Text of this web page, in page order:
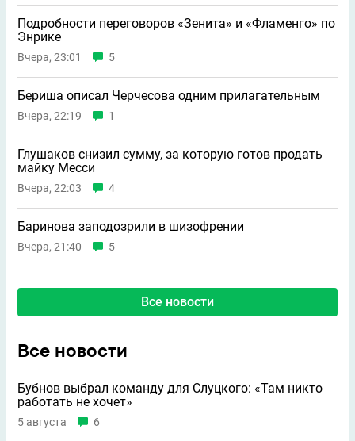
Подробности переговоров «Зенита» и «Фламенго» по
Энрике
Вчера, 23:01 5
Бериша описал Черчесова одним прилагательным
Вчера, 22:19 1
Глушаков снизил сумму, за которую готов продать
майку Месси
Вчера, 22:03 4
Баринова заподозрили в шизофрении
Вчера, 21:40 5
Все новости
Все новости
Бубнов выбрал команду для Слуцкого: «Там никто
работать не хочет»
5 августа 6